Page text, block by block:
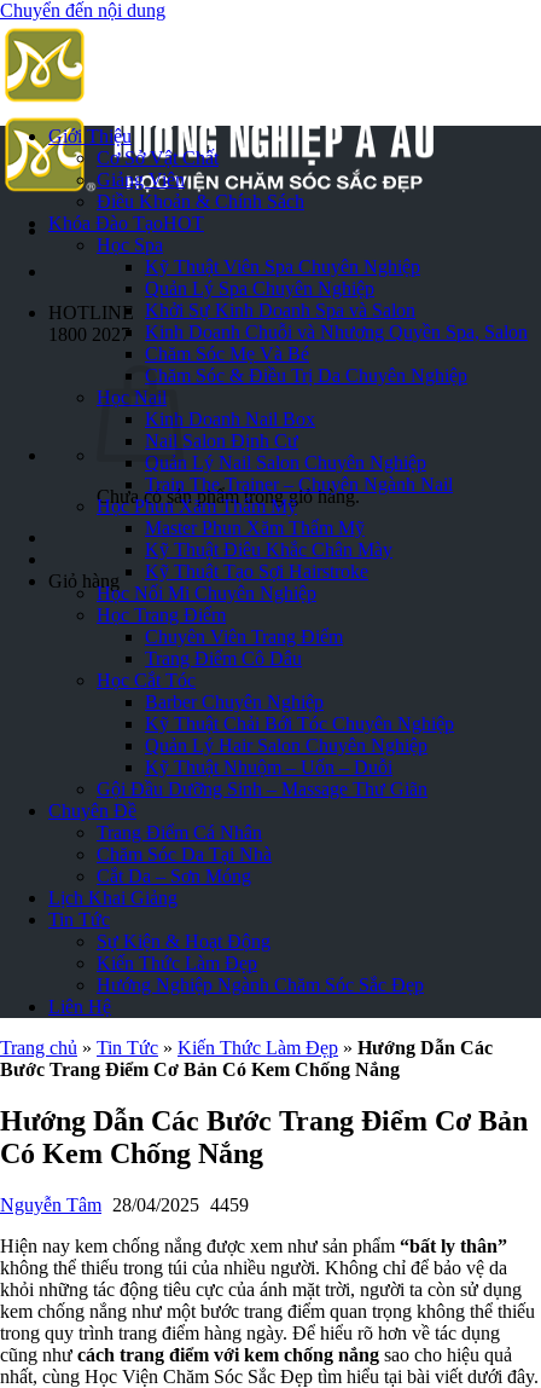
Chuyển đến nội dung
HOTLINE
1800 2027
Chưa có sản phẩm trong giỏ hàng.
Giỏ hàng
Giới Thiệu
Cơ Sở Vật Chất
Giảng Viên
Điều Khoản & Chính Sách
Khóa Đào TạoHOT
Học Spa
Kỹ Thuật Viên Spa Chuyên Nghiệp
Quản Lý Spa Chuyên Nghiệp
Khởi Sự Kinh Doanh Spa và Salon
Kinh Doanh Chuỗi và Nhượng Quyền Spa, Salon
Chăm Sóc Mẹ Và Bé
Chăm Sóc & Điều Trị Da Chuyên Nghiệp
Học Nail
Kinh Doanh Nail Box
Nail Salon Định Cư
Quản Lý Nail Salon Chuyên Nghiệp
Train The Trainer – Chuyên Ngành Nail
Học Phun Xăm Thẩm Mỹ
Master Phun Xăm Thẩm Mỹ
Kỹ Thuật Điêu Khắc Chân Mày
Kỹ Thuật Tạo Sợi Hairstroke
Học Nối Mi Chuyên Nghiệp
Học Trang Điểm
Chuyên Viên Trang Điểm
Trang Điểm Cô Dâu
Học Cắt Tóc
Barber Chuyên Nghiệp
Kỹ Thuật Chải Bới Tóc Chuyên Nghiệp
Quản Lý Hair Salon Chuyên Nghiệp
Kỹ Thuật Nhuộm – Uốn – Duỗi
Gội Đầu Dưỡng Sinh – Massage Thư Giãn
Chuyên Đề
Trang Điểm Cá Nhân
Chăm Sóc Da Tại Nhà
Cắt Da – Sơn Móng
Lịch Khai Giảng
Tin Tức
Sự Kiện & Hoạt Động
Kiến Thức Làm Đẹp
Hướng Nghiệp Ngành Chăm Sóc Sắc Đẹp
Liên Hệ
Trang chủ » Tin Tức » Kiến Thức Làm Đẹp » Hướng Dẫn Các
Bước Trang Điểm Cơ Bản Có Kem Chống Nắng
Hướng Dẫn Các Bước Trang Điểm Cơ Bản
Có Kem Chống Nắng
Nguyễn Tâm 28/04/2025 4459
Hiện nay kem chống nắng được xem như sản phẩm “bất ly thân”
không thể thiếu trong túi của nhiều người. Không chỉ để bảo vệ da
khỏi những tác động tiêu cực của ánh mặt trời, người ta còn sử dụng
kem chống nắng như một bước trang điểm quan trọng không thể thiếu
trong quy trình trang điểm hàng ngày. Để hiểu rõ hơn về tác dụng
cũng như cách trang điểm với kem chống nắng sao cho hiệu quả
nhất, cùng Học Viện Chăm Sóc Sắc Đẹp tìm hiểu tại bài viết dưới đây.